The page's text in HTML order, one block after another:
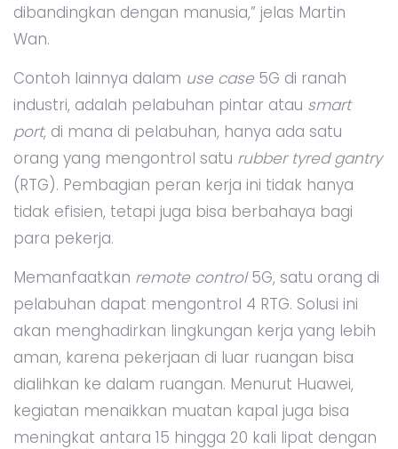
dibandingkan dengan manusia,” jelas Martin
Wan.
Contoh lainnya dalam use case 5G di ranah
industri, adalah pelabuhan pintar atau smart
port, di mana di pelabuhan, hanya ada satu
orang yang mengontrol satu rubber tyred gantry
(RTG). Pembagian peran kerja ini tidak hanya
tidak efisien, tetapi juga bisa berbahaya bagi
para pekerja.
Memanfaatkan remote control5G, satu orang di
pelabuhan dapat mengontrol 4 RTG. Solusi ini
akan menghadirkan lingkungan kerja yang lebih
aman, karena pekerjaan di luar ruangan bisa
dialihkan ke dalam ruangan. Menurut Huawei,
kegiatan menaikkan muatan kapal juga bisa
meningkat antara 15 hingga 20 kali lipat dengan